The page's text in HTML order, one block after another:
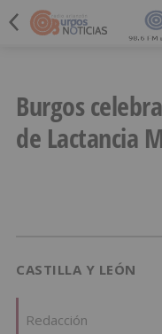
Burgos
de Lactancia
CASTILLA Y LEÓN
Redacción